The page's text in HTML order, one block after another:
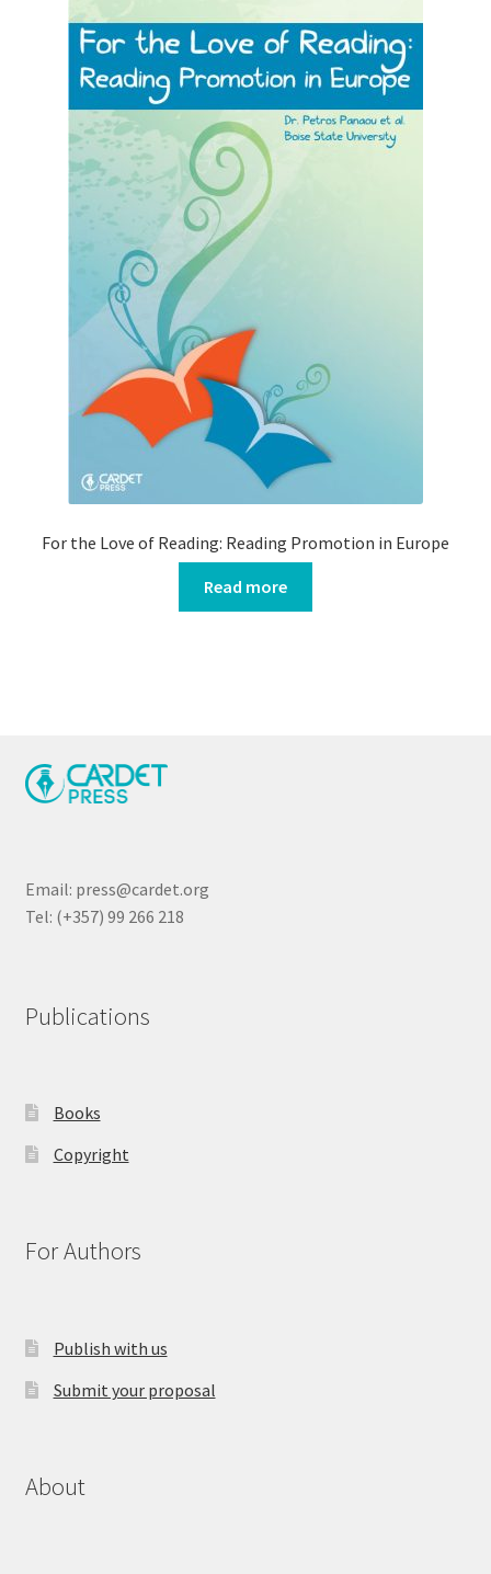
For the Love of Reading: Reading Promotion in Europe
Read more
Email: press@cardet.org
Tel: (+357) 99 266 218
Publications
Books
Copyright
For Authors
Publish with us
Submit your proposal
About